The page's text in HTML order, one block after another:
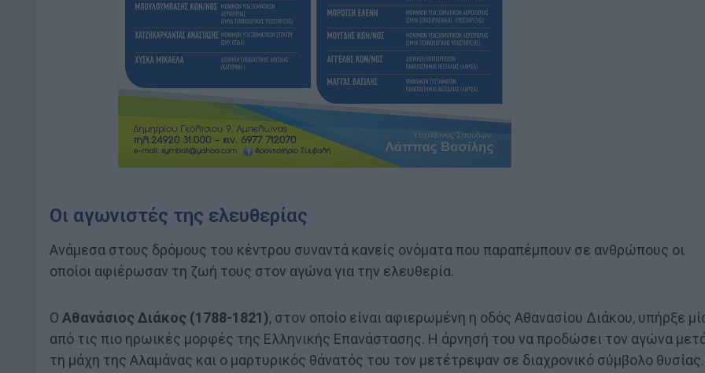
Οι αγωνιστές της ελευθερίας
Ανάμεσα στους δρόμους του κέντρου συναντά κανείς ονόματα που παραπέμπουν σε ανθρώπους οι
οποίοι αφιέρωσαν τη ζωή τους στον αγώνα για την ελευθερία.
Ο Αθανάσιος Διάκος (1788-1821), στον οποίο είναι αφιερωμένη η οδός Αθανασίου Διάκου, υπήρξε
από τις πιο ηρωικές μορφές της Ελληνικής Επανάστασης. Η άρνησή του να προδώσει τον αγώνα
τη μάχη της Αλαμάνας και ο μαρτυρικός θάνατός του τον μετέτρεψαν σε διαχρονικό σύμβολο θυσίας.